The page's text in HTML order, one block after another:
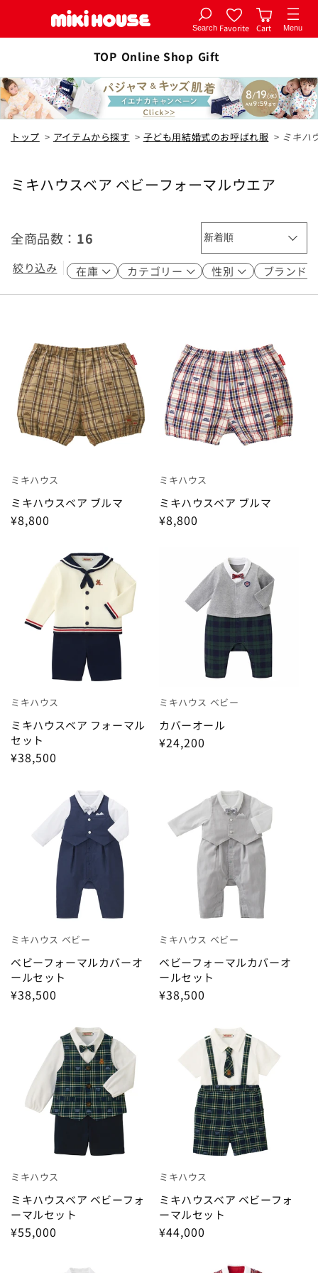
コンテ
Search Favorite Cart Menu
TOP Online Shop Gift
トップ > アイテムから探す > 子ども用結婚式のお呼ばれ服 > ミキハ
コ
ク
シ
ョ
ミキハウスベア ベビーフォーマルウエア
全商品数： 16
絞り込み 在庫 カテゴリー
キッズウエア
ベビーウエア
ベビー小物
インナーウエア・パジャマ
シューズ・ソックス
帽子・ファッション小物
ランチグッズ・食器
レイングッズ
フォーマル・お受験
大人用のすべて
WEB限定アイテム
ギフトセット
性別 ブランド
8
ウェア
50cm
60cm
70cm
13 80cm
14
90cm
11 100cm
110cm
ミキハウス
ミキハウスベア ブルマ
¥8,800
ミキハウス
ミキハウスベア ブルマ
¥8,800
ミキハウス
ミキハウスベア フォーマル
セット
¥38,500
ミキハウス ベビー
カバーオール
¥24,200
ミキハウス ベビー
ベビーフォーマルカバーオ
ールセット
¥38,500
ミキハウス ベビー
ベビーフォーマルカバーオ
ールセット
¥38,500
ミキハウス
ミキハウスベア ベビーフォ
ーマルセット
¥55,000
ミキハウス
ミキハウスベア ベビーフォ
ーマルセット
¥44,000